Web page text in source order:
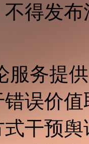
得发
服务提
误价
干预